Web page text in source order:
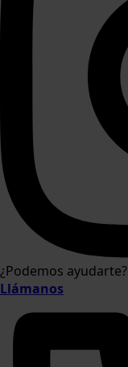
¿Podemos ayudarte?
Llámanos